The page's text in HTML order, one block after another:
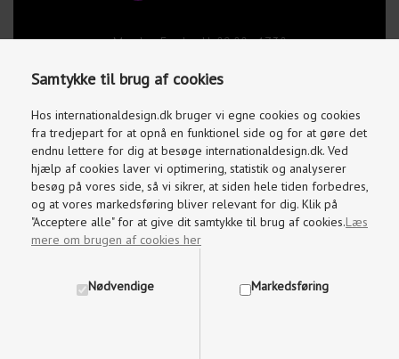
Samtykke til brug af cookies
Hos internationaldesign.dk bruger vi egne cookies og cookies
fra tredjepart for at opnå en funktionel side og for at gøre det
endnu lettere for dig at besøge internationaldesign.dk. Ved
hjælp af cookies laver vi optimering, statistik og analyserer
besøg på vores side, så vi sikrer, at siden hele tiden forbedres,
og at vores markedsføring bliver relevant for dig. Klik på
"Acceptere alle" for at give dit samtykke til brug af cookies.Læs
mere om brugen af cookies her
Nødvendige Markedsføring
Mandag-Fredag kl. 09.00 - 17.30
info@internationaldesign.dk